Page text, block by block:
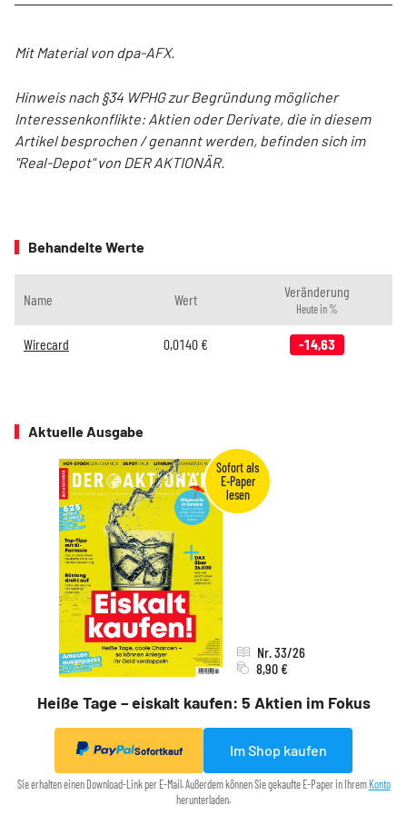
Mit Material von dpa-AFX.
Hinweis nach §34 WPHG zur Begründung möglicher
Interessenkonflikte: Aktien oder Derivate, die in diesem
Artikel besprochen / genannt werden, befinden sich im
"Real-Depot" von DER AKTIONÄR.
Behandelte Werte
Name Wert Veränderung
Heute in %
Wirecard 0,0140€ -14,63
Aktuelle Ausgabe
Heiße Tage – eiskalt kaufen: 5 Aktien im Fokus
Nr. 33/26
8,90 €
Sofortkauf Im Shop kaufen
Sie erhalten einen Download-Link per E-Mail. Außerdem können Sie gekaufte E-Paper in Ihrem Konto
herunterladen.